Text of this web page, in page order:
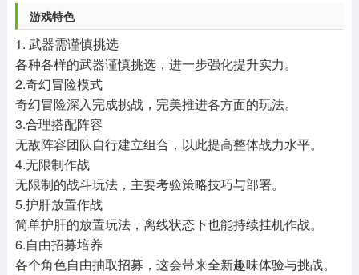
游戏特色
1. 武器需谨慎挑选
各种各样的武器谨慎挑选，进一步强化提升实力。
2.奇幻冒险模式
奇幻冒险深入完成挑战，完美推进各方面的玩法。
3.合理搭配阵容
无敌阵容团队自行建立组合，以此提高整体战力水平。
4.无限制作战
无限制的战斗玩法，主要考验策略技巧与部署。
5.护肝放置作战
简单护肝的放置玩法，离线状态下也能持续挂机作战。
6.自由招募培养
各个角色自由抽取招募，这会带来全新趣味体验与挑战。